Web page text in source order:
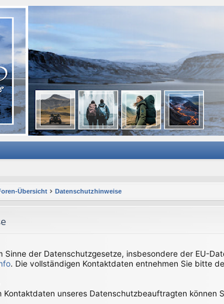
Übersicht Datenschutzhinweise
Sinne der Datenschutzgesetze, insbesondere der EU-
. Die vollständigen Kontaktdaten entnehmen Sie bitte
Kontaktdaten unseres Datenschutzbeauftragten können